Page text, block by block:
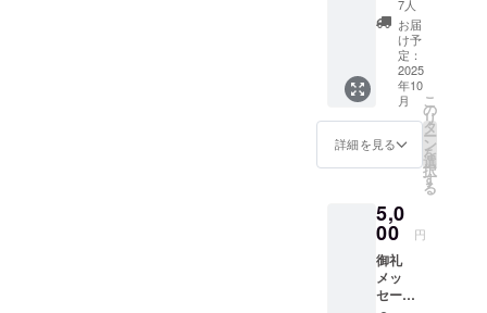
メイク
採用」1
冊提供
（内
容） ・
Z世代カ
ンファ
レンス
参加券1
枚 ・書
メイク
採用」1
冊提供
【Z世代
カン
ファレ
7人
お届
け予
定：
2025
年10
月
詳細を見る
こ
の
リ
タ
ー
ン
を
選
択
す
る
5,0
00 円
御礼
メッ
セー